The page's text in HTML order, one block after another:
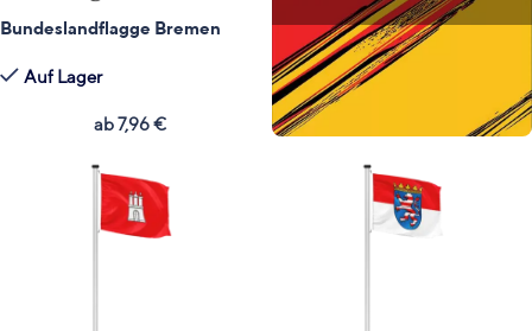
Bundeslandflagge Bremen
Auf Lager
ab7,96€